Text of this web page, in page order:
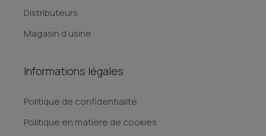
Distributeurs
Magasin d’usine
Informations légales
Politique de confidentialité
Politique en matière de cookies